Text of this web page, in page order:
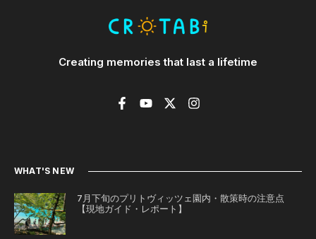
Creating memories that last a lifetime
WHAT'S NEW
7月下旬のプリトヴィッツェ園内・散策時の注意点
【現地ガイド・レポート】